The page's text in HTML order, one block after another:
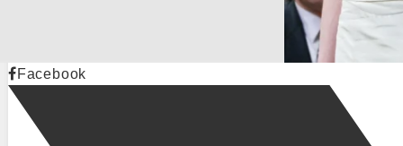
Facebook